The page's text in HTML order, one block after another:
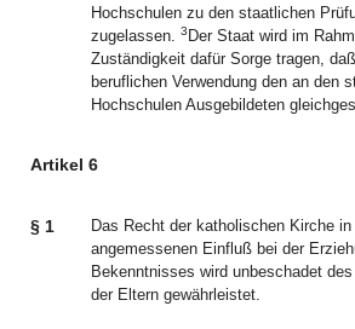
Hochschulen zu den staatlichen
zugelassen. 3 Der Staat wird im
Zuständigkeit dafür Sorge tragen,
beruflichen Verwendung den an den
Hochschulen Ausgebildeten
Artikel 6
§ 1
Das Recht der katholischen Kirche
angemessenen Einfluß bei der
Bekenntnisses wird unbeschadet
der Eltern gewährleistet.